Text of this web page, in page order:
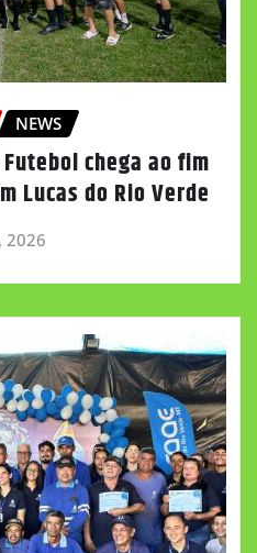
NEWS
Futebol chega ao fim
Lucas do Rio Verde
2026